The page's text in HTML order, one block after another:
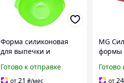
Форма силиконовая
для выпечки и
(7708) ALL Качество +
1358
Готово к отправке
от21 ₴/мес
MG
формы
Готово
от24